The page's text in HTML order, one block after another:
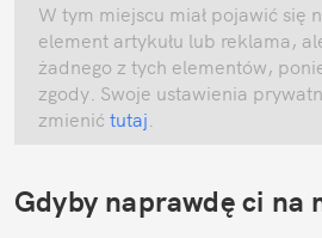
W tym miejscu miał pojawić się
element artykułu lub reklama,
żadnego z tych elementów,
zgody. Swoje ustawienia
zmienić tutaj
Gdyby naprawdę ci na